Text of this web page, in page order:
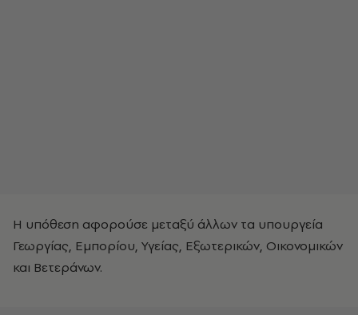
Η υπόθεση αφορούσε μεταξύ άλλων τα υπουργεία
Γεωργίας, Εμπορίου, Υγείας, Εξωτερικών, Οικονομικών
και Βετεράνων.